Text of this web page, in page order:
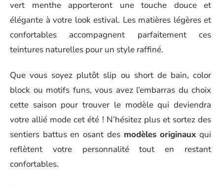
vert menthe apporteront une touche douce et
élégante à votre look estival. Les matières légères et
confortables accompagnent parfaitement ces
teintures naturelles pour un style raffiné.
Que vous soyez plutôt slip ou short de bain, color
block ou motifs funs, vous avez l’embarras du choix
cette saison pour trouver le modèle qui deviendra
votre allié mode cet été ! N’hésitez plus et sortez des
sentiers battus en osant des modèles originaux qui
reflètent votre personnalité tout en restant
confortables.